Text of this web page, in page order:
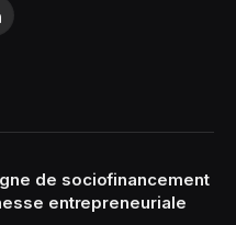
de sociofinancement
entrepreneuriale